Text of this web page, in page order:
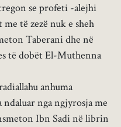
se profeti -alejhi
të zezë nuk e sheh
Taberani dhe në
të dobët El-Muthenna
anhuma
nga ngjyrosja me
Ibn Sadi në librin